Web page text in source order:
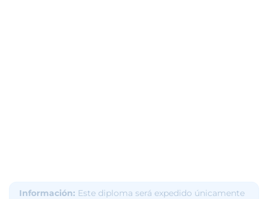
Información: Este diploma será expedido únicamente